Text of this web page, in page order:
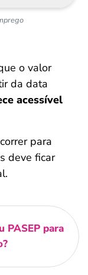
o valor
da data
acessível
para
deve ficar
PASEP para